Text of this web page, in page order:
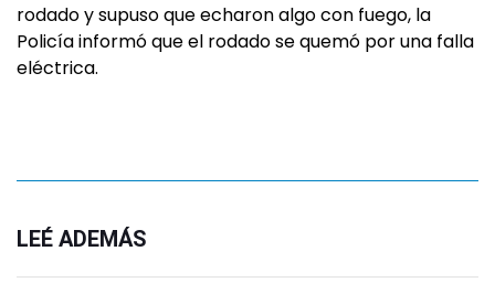
rodado y supuso que echaron algo con fuego, la
Policía informó que el rodado se quemó por una falla
eléctrica.
LEÉ ADEMÁS